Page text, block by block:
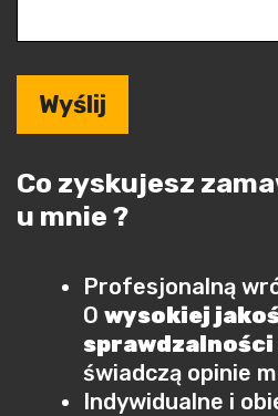
Co zyskujesz
u mnie ?
Profesjonalną
O wysokiej
sprawdzalności
świadczą opinie
Indywidualne i